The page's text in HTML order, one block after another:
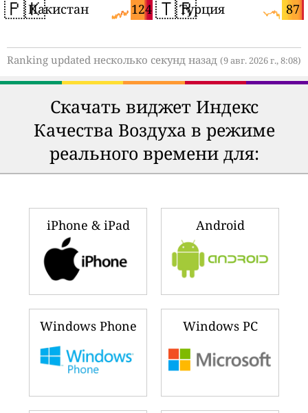
🇵🇰 124
Пакистан 🇹🇷 87
Турция
Ranking updated несколько секунд назад (9 авг. 2026 г., 8:08)
Скачать виджет Индекс
Качества Воздуха в режиме
реального времени для:
iPhone & iPad Android
Windows Phone Windows PC